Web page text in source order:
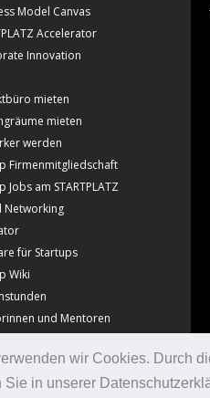
wir Cookies. Durch
in unserer
Model Canvas
Accelerator
Innovation
mieten
mieten
werden
Firmenmitgliedschaft
Jobs am STARTPLATZ
Networking
für Startups
Wiki
und Mentoren
2026